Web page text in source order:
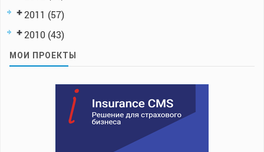
2011 (57)
2010 (43)
МОИ ПРОЕКТЫ